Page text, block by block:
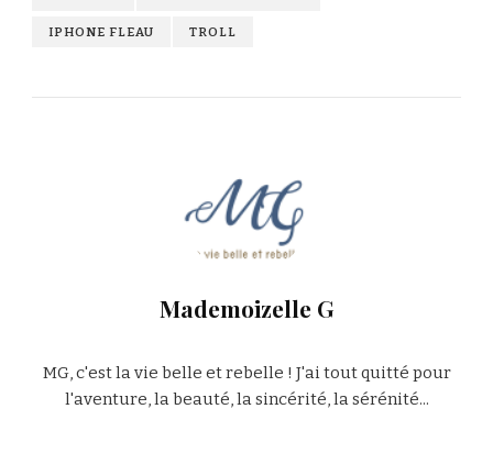
IPHONE FLEAU TROLL
Mademoizelle G
MG, c'est la vie belle et rebelle ! J'ai tout quitté pour
l'aventure, la beauté, la sincérité, la sérénité...